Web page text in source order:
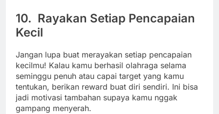
10. Rayakan Setiap Pencapaian
Kecil
Jangan lupa buat merayakan setiap pencapaian
kecilmu! Kalau kamu berhasil olahraga selama
seminggu penuh atau capai target yang kamu
tentukan, berikan reward buat diri sendiri. Ini bisa
jadi motivasi tambahan supaya kamu nggak
gampang menyerah.